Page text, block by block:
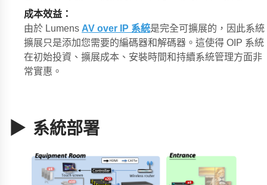
成本效益：
由於 Lumens AV over IP 系統是完全可擴展的，因此系統
擴展只是添加您需要的編碼器和解碼器。這使得 OIP 系統
在初始投資、擴展成本、安裝時間和持續系統管理方面非
常實惠。
▶ 系統部署